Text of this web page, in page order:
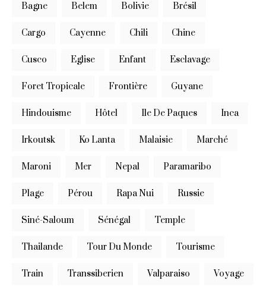
Bagne Belem Bolivie Brésil
Cargo Cayenne Chili Chine
Cusco Eglise Enfant Esclavage
Foret Tropicale Frontière Guyane
Hindouisme Hôtel Ile De Paques Inca
Irkoutsk Ko Lanta Malaisie Marché
Maroni Mer Nepal Paramaribo
Plage Pérou Rapa Nui Russie
Siné-Saloum Sénégal Temple
Thailande Tour Du Monde Tourisme
Train Transsiberien Valparaiso Voyage